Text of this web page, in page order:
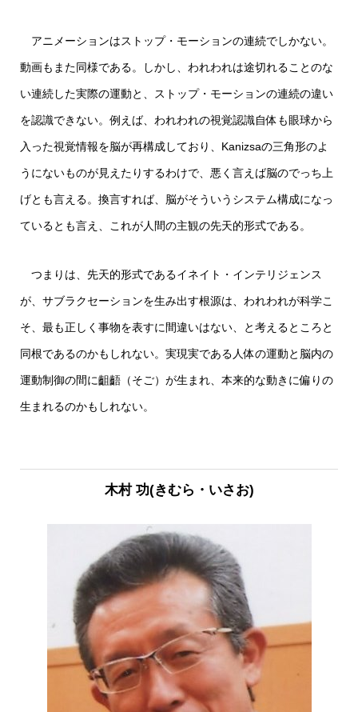
アニメーションはストップ・モーションの連続でしかない。
動画もまた同様である。しかし、われわれは途切れることのな
い連続した実際の運動と、ストップ・モーションの連続の違い
を認識できない。例えば、われわれの視覚認識自体も眼球から
入った視覚情報を脳が再構成しており、Kanizsaの三角形のよ
うにないものが見えたりするわけで、悪く言えば脳のでっち上
げとも言える。換言すれば、脳がそういうシステム構成になっ
ているとも言え、これが人間の主観の先天的形式である。
つまりは、先天的形式であるイネイト・インテリジェンス
が、サブラクセーションを生み出す根源は、われわれが科学こ
そ、最も正しく事物を表すに間違いはない、と考えるところと
同根であるのかもしれない。実現実である人体の運動と脳内の
運動制御の間に齟齬（そご）が生まれ、本来的な動きに偏りの
生まれるのかもしれない。
木村 功(きむら・いさお)